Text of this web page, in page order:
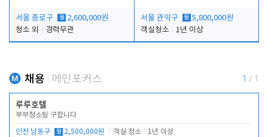
서울 종로구 월 2,600,000원
청소 외
경력무관
서울 관악구 월 5,800,000원
객실청소
1년 이상
채용 메인포커스 1 / 1
루루호텔
부부청소팀 구합니다
인천 남동구 월 2,500,000원 객실 청소 1년 이상